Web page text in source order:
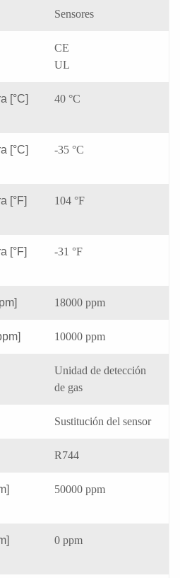
Sensores
CE
UL
[°C]
40 °C
[°C]
-35 °C
[°F]
104 °F
[°F]
-31 °F
18000 ppm
10000 ppm
Unidad de detección
de gas
Sustitución del sensor
R744
50000 ppm
0 ppm